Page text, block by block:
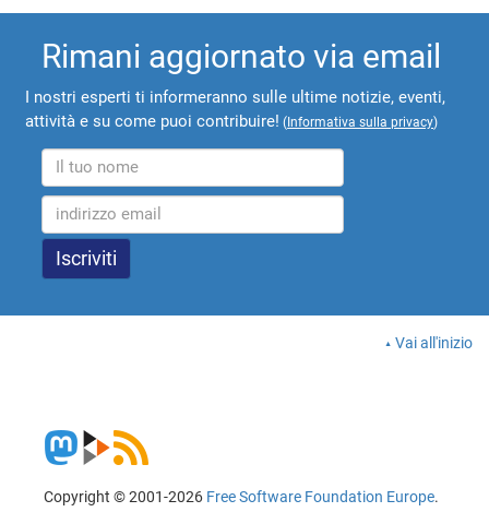
Rimani aggiornato via email
I nostri esperti ti informeranno sulle ultime notizie, eventi,
attività e su come puoi contribuire! (Informativa sulla privacy)
Vai all'inizio
Copyright © 2001-2026 Free Software Foundation Europe.